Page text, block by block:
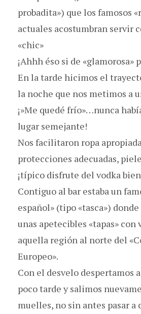
probadita») que los famosos
actuales acostumbran servir
«chic»
¡Ahhh éso si de «glamorosa»
En la tarde hicimos el
la noche que nos metimos a
¡»Me quedé frío»…nunca
lugar semejante!
Nos facilitaron ropa
protecciones adecuadas,
¡típico disfrute del vodka
Contiguo al bar estaba un
español» (tipo «tasca»)
unas apetecibles «tapas» con
aquella región al norte del
Europeo».
Con el desvelo despertamos
poco tarde y salimos
muelles, no sin antes pasar a